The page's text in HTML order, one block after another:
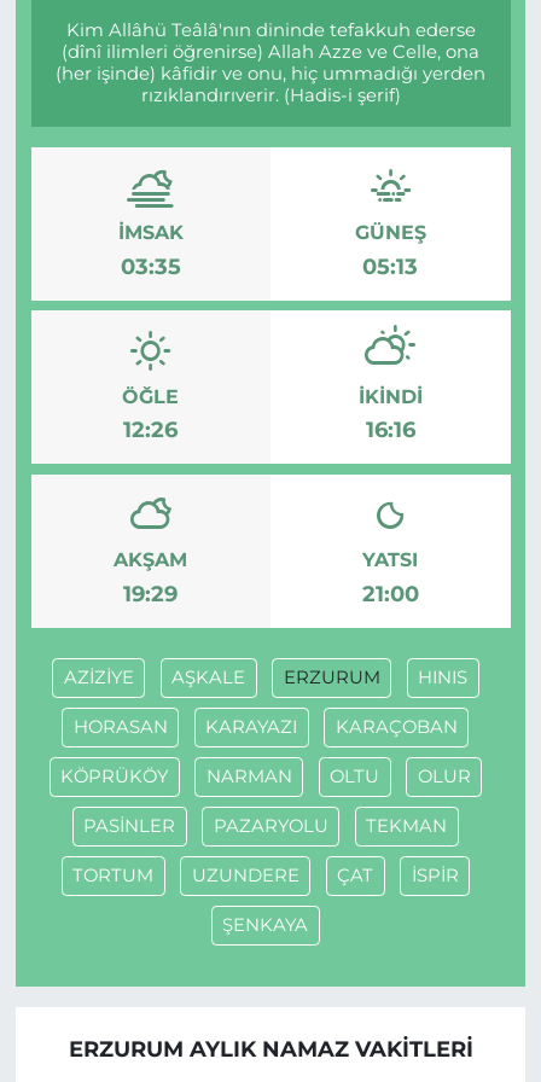
Kim Allâhü Teâlâ'nın dininde tefakkuh ederse
(dînî ilimleri öğrenirse) Allah Azze ve Celle, ona
(her işinde) kâfidir ve onu, hiç ummadığı yerden
rızıklandırıverir. (Hadis-i şerif)
İMSAK
03:35
GÜNEŞ
05:13
ÖĞLE
12:26
İKINDI
16:16
AKŞAM
19:29
YATSI
21:00
AZİZİYE AŞKALE ERZURUM HINIS
HORASAN KARAYAZI KARAÇOBAN
KÖPRÜKÖY NARMAN OLTU OLUR
PASİNLER PAZARYOLU TEKMAN
TORTUM UZUNDERE ÇAT İSPİR
ŞENKAYA
ERZURUM AYLIK NAMAZ VAKITLERI